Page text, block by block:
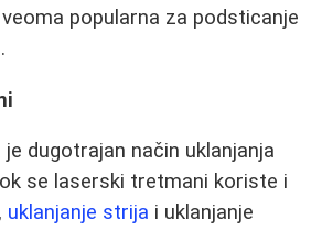
popularna za podsticanje
dugotrajan način uklanjanja
se laserski tretmani koriste i
uklanjanje strija i uklanjanje